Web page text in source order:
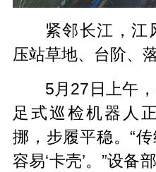
紧邻长江，江
压站草地、台阶、
5月27日上午
足式巡检机器人
挪，步履平稳。“
容易‘卡壳’。”设备